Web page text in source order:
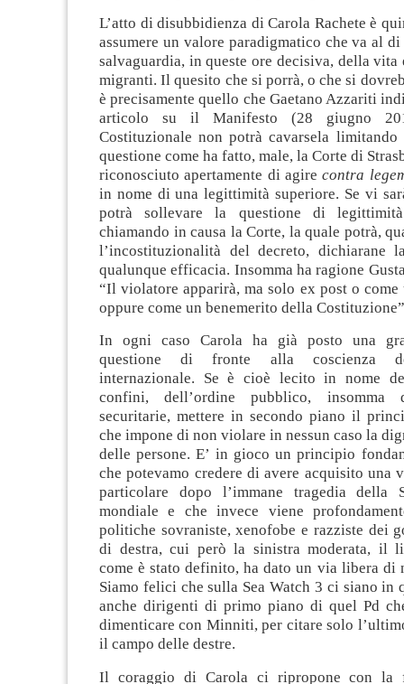
L’atto di disubbidienza di Carola Rachete è
assumere un valore paradigmatico che va al
salvaguardia, in queste ore decisiva, della vita
migranti. Il quesito che si porrà, o che si
è precisamente quello che Gaetano Azzariti
articolo su il Manifesto (28 giugno
Costituzionale non potrà cavarsela
questione come ha fatto, male, la Corte di
riconosciuto apertamente di agirecontra
in nome di una legittimità superiore. Se vi
potrà sollevare la questione di legittimità
chiamando in causa la Corte, la quale potrà,
l’incostituzionalità del decreto, dichiarane
qualunque efficacia. Insomma ha ragione
“Il violatore apparirà, ma solo ex post o come
oppure come un benemerito della
In ogni caso Carola ha già posto una
questione di fronte alla coscienza
internazionale. Se è cioè lecito in nome
confini, dell’ordine pubblico, insomma
securitarie, mettere in secondo piano il
che impone di non violare in nessun caso la
delle persone. E’ in gioco un principio
che potevamo credere di avere acquisito una
particolare dopo l’immane tragedia della
mondiale e che invece viene
politiche sovraniste, xenofobe e razziste dei
di destra, cui però la sinistra moderata, il
come è stato definito, ha dato un via libera di
Siamo felici che sulla Sea Watch 3 ci siano in
anche dirigenti di primo piano di quel Pd
dimenticare con Minniti, per citare solo
il campo delle destre.
Il coraggio di Carola ci ripropone con la